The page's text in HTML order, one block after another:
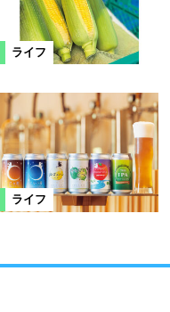
ライフ
ライフ